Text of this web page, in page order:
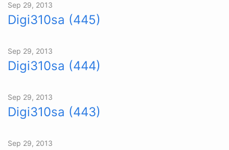
Sep 29, 2013
Digi310sa (445)
Sep 29, 2013
Digi310sa (444)
Sep 29, 2013
Digi310sa (443)
Sep 29, 2013